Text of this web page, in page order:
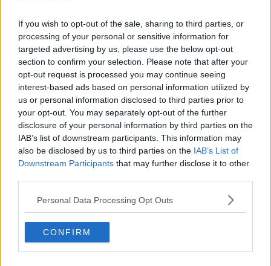
If you wish to opt-out of the sale, sharing to third parties, or
processing of your personal or sensitive information for
targeted advertising by us, please use the below opt-out
section to confirm your selection. Please note that after your
opt-out request is processed you may continue seeing
interest-based ads based on personal information utilized by
us or personal information disclosed to third parties prior to
your opt-out. You may separately opt-out of the further
disclosure of your personal information by third parties on the
IAB’s list of downstream participants. This information may
also be disclosed by us to third parties on the IAB’s List of
Downstream Participants that may further disclose it to other
Personal Data Processing Opt Outs
CONFIRM
Sudafrica, è allarme alimentare
Usa di nuovo al centro della geopolitica internazionale
L’appuntamento di Israele con il cambiamento
La farsa delle elezioni in Siria
In Medioriente non ci sono favole, solo realtà
Biden chiama ma Netanyahu non risponde
Niente di nuovo in Medioriente
La forza di Boris Johnson
Biden nuovo alleato armeno contro la Turchia
Mar Mediterraneo cimitero silente
Richiami neo ottomani, la Francia guarda sospetta
Israele ultima curva a destra
Israele al voto: il Re sarà morto o vivo?
Londra trema tra gossip e casse vuote
Da Kindu a Kanyamahoro
Trump è vivo, ma Biden va avanti
Myanmar e Thailandia, colpi di Stato ciclici
Crescono le tensioni in Turchia
Ombre cinesi sul Myanmar
27 gennaio, indispensabile alimentare la Memoria